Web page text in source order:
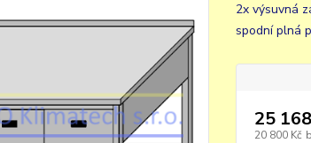
2x výsuvná
spodní plná
25
20 800 Kč